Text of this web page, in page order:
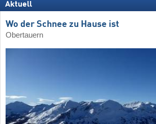
Aktuell
Wo der Schnee zu Hause ist
Obertauern